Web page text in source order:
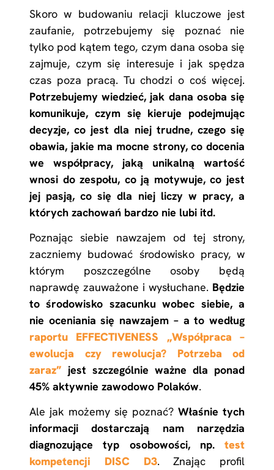
Skoro w budowaniu relacji kluczowe jest
zaufanie, potrzebujemy się poznać nie
tylko pod kątem tego, czym dana osoba się
zajmuje, czym się interesuje i jak spędza
czas poza pracą. Tu chodzi o coś więcej.
Potrzebujemy wiedzieć, jak dana osoba się
komunikuje, czym się kieruje podejmując
decyzje, co jest dla niej trudne, czego się
obawia, jakie ma mocne strony, co docenia
we współpracy, jaką unikalną wartość
wnosi do zespołu, co ją motywuje, co jest
jej pasją, co się dla niej liczy w pracy, a
których zachowań bardzo nie lubi itd.
Poznając siebie nawzajem od tej strony,
zaczniemy budować środowisko pracy, w
którym poszczególne osoby będą
naprawdę zauważone i wysłuchane. Będzie
to środowisko szacunku wobec siebie, a
nie oceniania się nawzajem – a to według
raportu EFFECTIVENESS „Współpraca –
ewolucja czy rewolucja? Potrzeba od
zaraz” jest szczególnie ważne dla ponad
45% aktywnie zawodowo Polaków.
Ale jak możemy się poznać? Właśnie tych
informacji dostarczają nam narzędzia
diagnozujące typ osobowości, np. test
kompetencji DISC D3. Znając profil